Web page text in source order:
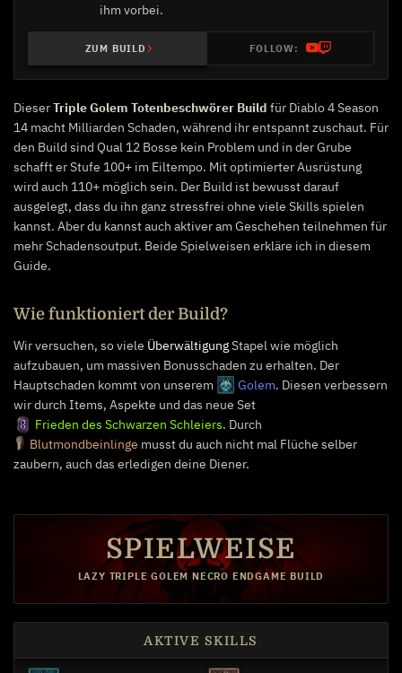
ihm vorbei.
ZUM BUILD FOLLOW:
DieserTriple Golem Totenbeschwörer Build für Diablo 4 Season
14 macht Milliarden Schaden, während ihr entspannt zuschaut. Für
den Build sind Qual 12 Bosse kein Problem und in der Grube
schafft er Stufe 100+ im Eiltempo. Mit optimierter Ausrüstung
wird auch 110+ möglich sein. Der Build ist bewusst darauf
ausgelegt, dass du ihn ganz stressfrei ohne viele Skills spielen
kannst. Aber du kannst auch aktiver am Geschehen teilnehmen für
mehr Schadensoutput. Beide Spielweisen erkläre ich in diesem
Guide.
Wie funktioniert der Build?
Wir versuchen, so viele ÜberwältigungStapel wie möglich
aufzubauen, um massiven Bonusschaden zu erhalten. Der
Hauptschaden kommt von unserem
Golem. Diesen verbessern
wir durch Items, Aspekte und das neue Set
Frieden des Schwarzen Schleiers. Durch
Blutmondbeinlinge musst du auch nicht mal Flüche selber
zaubern, auch das erledigen deine Diener.
SPIELWEISE
LAZY TRIPLE GOLEM NECRO ENDGAME BUILD
AKTIVE SKILLS